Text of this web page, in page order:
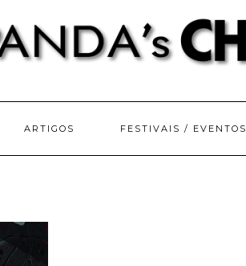
ARTIGOS FESTIVAIS / EVENTOS